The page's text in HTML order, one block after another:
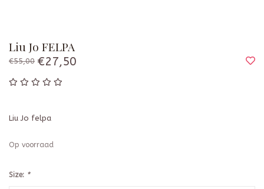
Liu Jo FELPA
€55,00 €27,50
Liu Jo felpa
Op voorraad
Size: *